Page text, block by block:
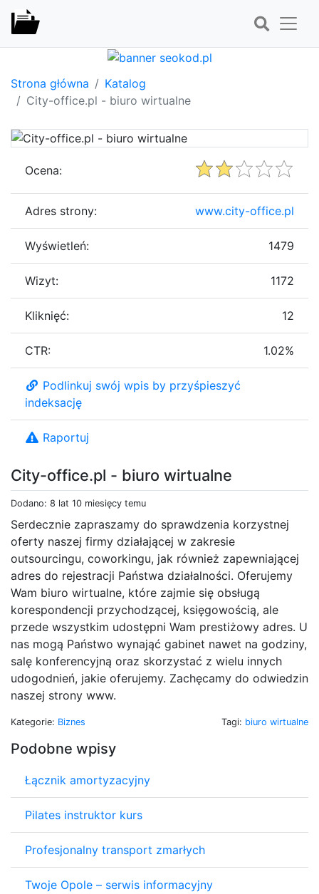
Strona główna
Katalog
City-office.pl - biuro wirtualne
City-office.pl - biuro wirtualne
Dodano: 8 lat 10 miesięcy temu
Serdecznie zapraszamy do sprawdzenia korzystnej
oferty naszej firmy działającej w zakresie
outsourcingu, coworkingu, jak również zapewniającej
adres do rejestracji Państwa działalności. Oferujemy
Wam biuro wirtualne, które zajmie się obsługą
korespondencji przychodzącej, księgowością, ale
przede wszystkim udostępni Wam prestiżowy adres. U
nas mogą Państwo wynająć gabinet nawet na godziny,
salę konferencyjną oraz skorzystać z wielu innych
udogodnień, jakie oferujemy. Zachęcamy do odwiedzin
naszej strony www.
Kategorie: Biznes Tagi: biuro wirtualne
Podobne wpisy
Łącznik amortyzacyjny
Pilates instruktor kurs
Profesjonalny transport zmarłych
Twoje Opole – serwis informacyjny
Ocena:
Adres strony: www.city-office.pl
Wyświetleń: 1479
Wizyt: 1172
Kliknięć: 12
CTR: 1.02%
Podlinkuj swój wpis by przyśpieszyć
indeksację
Raportuj